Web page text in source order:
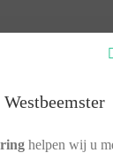
helpen wij u